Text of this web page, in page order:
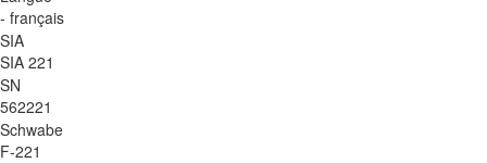
- français
SIA
SIA 221
SN
562221
Schwabe
F-221